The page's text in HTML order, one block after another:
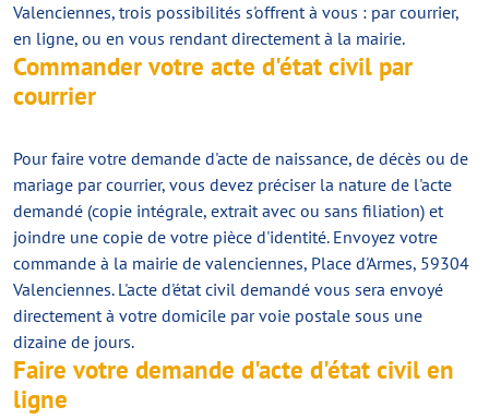
Valenciennes, trois possibilités s'offrent à vous : par courrier,
en ligne, ou en vous rendant directement à la mairie.
Commander votre acte d'état civil par
courrier
Pour faire votre demande d'acte de naissance, de décès ou de
mariage par courrier, vous devez préciser la nature de l'acte
demandé (copie intégrale, extrait avec ou sans filiation) et
joindre une copie de votre pièce d'identité. Envoyez votre
commande à la mairie de valenciennes, Place d'Armes, 59304
Valenciennes. L'acte d'état civil demandé vous sera envoyé
directement à votre domicile par voie postale sous une
dizaine de jours.
Faire votre demande d'acte d'état civil en
ligne